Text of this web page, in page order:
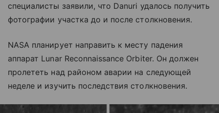
специалисты заявили, что Danuri удалось получить
фотографии участка до и после столкновения.
NASA планирует направить к месту падения
аппарат Lunar Reconnaissance Orbiter. Он должен
пролететь над районом аварии на следующей
неделе и изучить последствия столкновения.